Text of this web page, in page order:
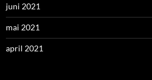
juni 2021
mai 2021
april 2021